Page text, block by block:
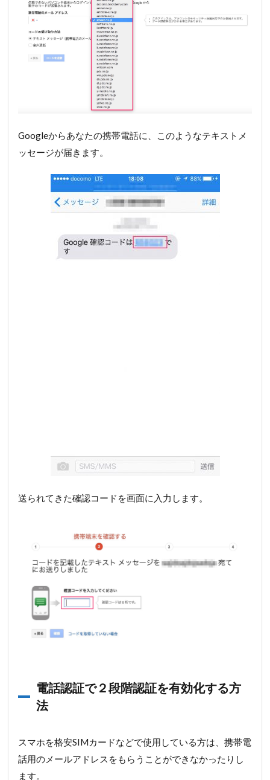
Googleからあなたの携帯電話に、このようなテキストメ
ッセージが届きます。
送られてきた確認コードを画面に入力します。
電話認証で２段階認証を有効化する方
法
スマホを格安SIMカードなどで使用している方は、携帯電
話用のメールアドレスをもらうことができなかったりし
ます。